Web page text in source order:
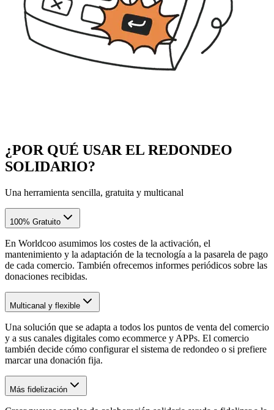
¿POR QUÉ USAR EL REDONDEO
SOLIDARIO?
Una herramienta sencilla, gratuita y multicanal
100% Gratuito
En Worldcoo asumimos los costes de la activación, el
mantenimiento y la adaptación de la tecnología a la pasarela de pago
de cada comercio. También ofrecemos informes periódicos sobre las
donaciones recibidas.
Multicanal y flexible
Una solución que se adapta a todos los puntos de venta del comercio
y a sus canales digitales como ecommerce y APPs. El comercio
también decide cómo configurar el sistema de redondeo o si prefiere
marcar una donación fija.
Más fidelización